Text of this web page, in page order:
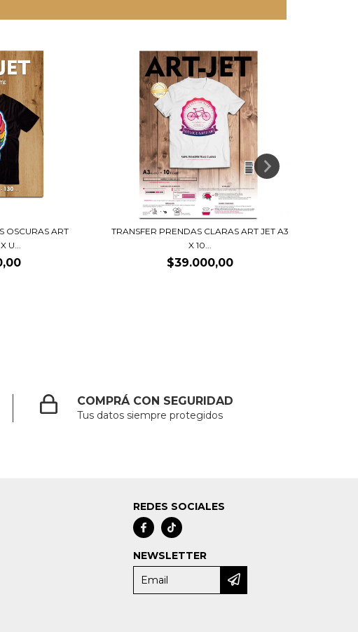
OSCURAS ART
U...
TRANSFER PRENDAS CLARAS ART JET A3
X 10...
$39.000,00
COMPRÁ CON SEGURIDAD
Tus datos siempre protegidos
REDES SOCIALES
NEWSLETTER